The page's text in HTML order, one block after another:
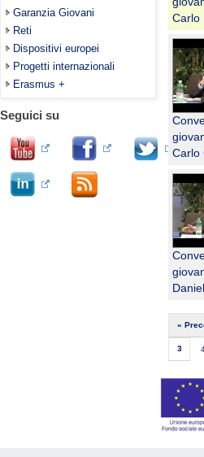
Garanzia Giovani
Reti
Dispositivi europei
Progetti internazionali
Erasmus +
Seguici su
Carlo
Carlo
«
3